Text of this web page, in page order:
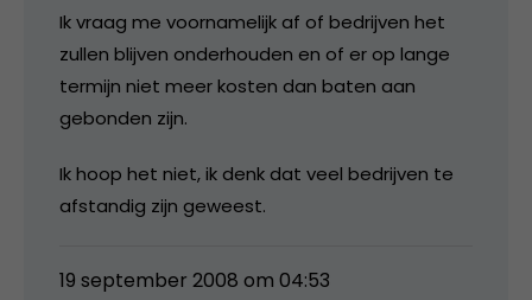
Ik vraag me voornamelijk af of bedrijven het
zullen blijven onderhouden en of er op lange
termijn niet meer kosten dan baten aan
gebonden zijn.
Ik hoop het niet, ik denk dat veel bedrijven te
afstandig zijn geweest.
19 september 2008 om 04:53